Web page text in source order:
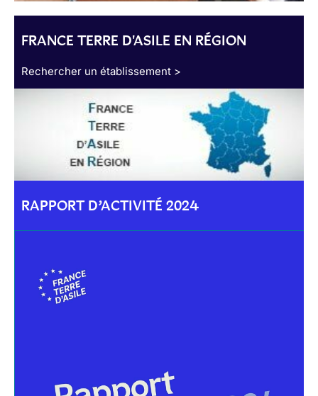
FRANCE TERRE D'ASILE EN RÉGION
Rechercher un établissement >
RAPPORT D’ACTIVITÉ 2024